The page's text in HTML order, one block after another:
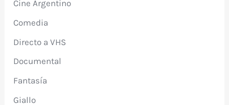
Cine Argentino
Comedia
Directo a VHS
Documental
Fantasía
Giallo